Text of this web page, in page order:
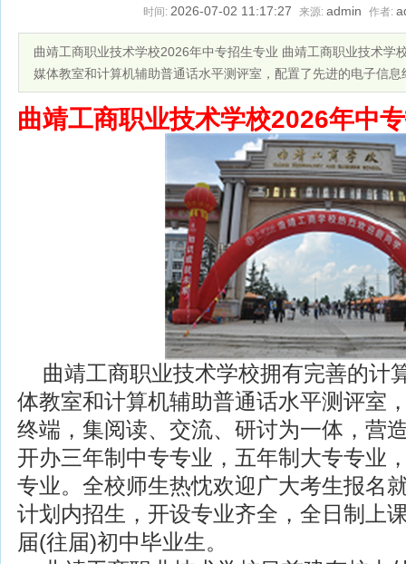
时间: 2026-07-02 11:17:27 来源: admin 作者:
曲靖工商职业技术学校2026年中专招生专业 曲靖工商职业技术学
媒体教室和计算机辅助普通话水平测评室，配置了先进的电子信息
曲靖工商职业技术学校2026年中
曲靖工商职业技术学校拥有完善的计
体教室和计算机辅助普通话水平测评室
终端，集阅读、交流、研讨为一体，营
开办三年制中专专业，五年制大专专业
专业。全校师生热忱欢迎广大考生报名
计划内招生，开设专业齐全，全日制上
届(往届)初中毕业生。